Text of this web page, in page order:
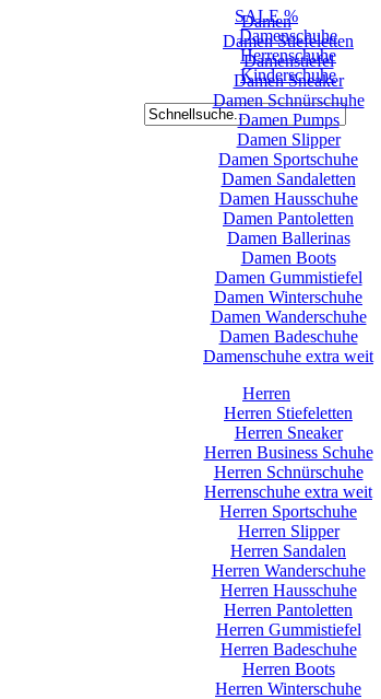
SALE %
Damenschuhe
Herrenschuhe
Kinderschuhe
Damen
Damen Stiefeletten
Damenstiefel
Damen Sneaker
Damen Schnürschuhe
Damen Pumps
Damen Slipper
Damen Sportschuhe
Damen Sandaletten
Damen Hausschuhe
Damen Pantoletten
Damen Ballerinas
Damen Boots
Damen Gummistiefel
Damen Winterschuhe
Damen Wanderschuhe
Damen Badeschuhe
Damenschuhe extra weit
Herren
Herren Stiefeletten
Herren Sneaker
Herren Business Schuhe
Herren Schnürschuhe
Herrenschuhe extra weit
Herren Sportschuhe
Herren Slipper
Herren Sandalen
Herren Wanderschuhe
Herren Hausschuhe
Herren Pantoletten
Herren Gummistiefel
Herren Badeschuhe
Herren Boots
Herren Winterschuhe